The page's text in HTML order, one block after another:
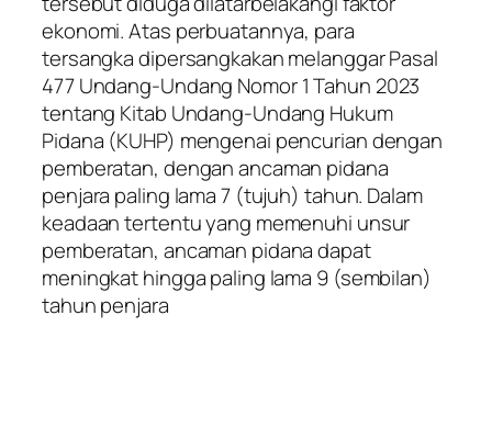
ekonomi. Atas perbuatannya, para
tersangka dipersangkakan melanggar Pasal
477 Undang-Undang Nomor 1 Tahun 2023
tentang Kitab Undang-Undang Hukum
Pidana (KUHP) mengenai pencurian dengan
pemberatan, dengan ancaman pidana
penjara paling lama 7 (tujuh) tahun. Dalam
keadaan tertentu yang memenuhi unsur
pemberatan, ancaman pidana dapat
meningkat hingga paling lama 9 (sembilan)
tahun penjara